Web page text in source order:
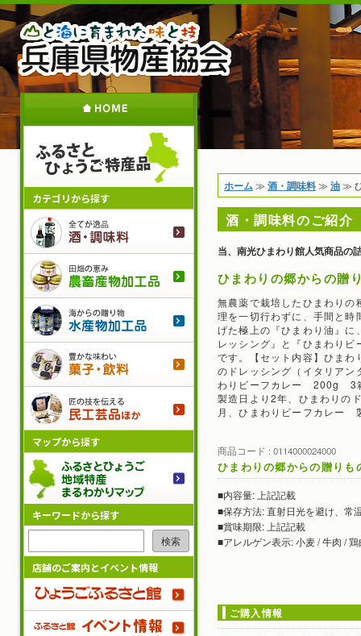
メ
イ
ン
ン
テ
ン
に
カテゴリから探す
酒・調
水産物
菓子・
民工芸
マップから探す
ふるさ
キーワードから探す
検索
店舗のご案内とイベント情報
ふる
現
在
地
ホーム≫ 酒・調味料≫ 油≫
酒・調味料のご紹介
当、南光ひまわり館人気商品の
ひまわりの郷からの贈
無農薬で栽培したひまわり
理を一切行わずに、手間と
げた極上の『ひまわり油』
レッシング』と『ひまわり
です。【セット内容】ひま
のドレッシング（イタリア
わりビーフカレー 200g 3
製造日より2年、ひまわりの
月、ひまわりビーフカレー
商品コード : 0114000024000
ひまわりの郷からの贈りも
■内容量: 上記記載
■保存方法:直射日光を避け、常
■賞味期限: 上記記載
■アレルゲン表示:小麦 / 牛肉 /
ご購入情報